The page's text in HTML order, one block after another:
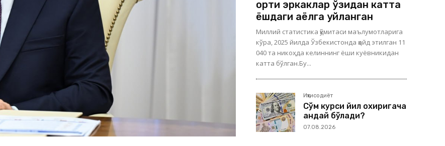
ортиқ эркаклар ўзидан катта
ёшдаги аёлга уйланган
Миллий статистика қўмитаси маълумотларига
кўра, 2025 йилда Ўзбекистонда қайд этилган 11
040 та никоҳда келиннинг ёши куёвникидан
катта бўлган.Бу...
Иқтисодиёт
Сўм курси йил охиригача
қандай бўлади?
07.08.2026